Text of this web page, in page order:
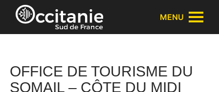
Panneau de gestion des cookies
MENU
OFFICE DE TOURISME DU
SOMAIL – CÔTE DU MIDI